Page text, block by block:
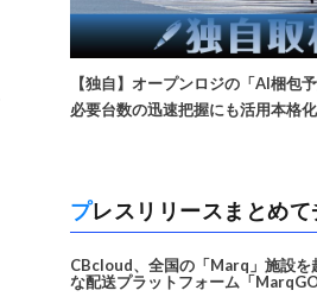
【独自】オープンロジの「AI梱包
必要台数の迅速把握にも活用本格化
プレスリリースまとめ
CBcloud、全国の「Marq」施設を
な配送プラットフォーム「